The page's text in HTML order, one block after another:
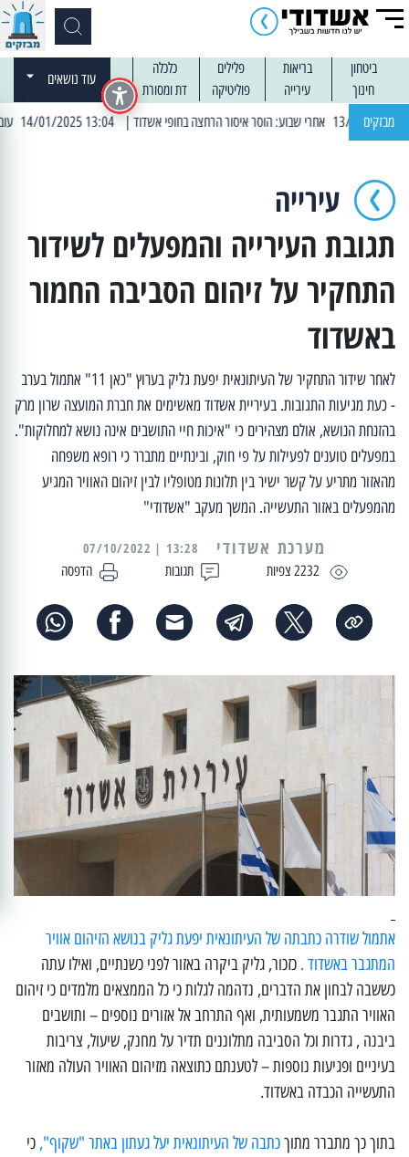
ביטחון בריאות פלילים
כלכלה
חינוך
עירייה פוליטיקה דת ומסורת
עוד נושאים
מבזקים | 13:04 14/01/2025 עובדים בלילות: עבודות קרצוף וריבוד אספלט
עירייה
תגובת העירייה והמפעלים לשידור
התחקיר על זיהום הסביבה החמור
באשדוד
לאחר שידור התחקיר של העיתונאית יפעת גליק בערוץ "כאן 11" אתמול בערב
- כעת מגיעות התגובות. בעיריית אשדוד מאשימים את חברת המועצה שרון מרק
בהזנחת הנושא, אולם מצהירים כי "איכות חיי התושבים אינה נושא למחלוקות".
במפעלים טוענים לפעילות על פי חוק, ובינתיים מתברר כי רופא משפחה
מהאזור מתריע על קשר ישיר בין תלונות מטופליו לבין זיהום האוויר המגיע
מהמפעלים באזור התעשייה. המשך מעקב "אשדודי"
2232 צפיות תגובות הדפסה
מערכת אשדודי 13:28 | 07/10/2022
אתמול שודרה כתבתה של העיתונאית יפעת גליק בנושא הזיהום אוויר
המתגבר באשדוד . כזכור, גליק ביקרה באזור לפני כשנתיים, ואילו עתה
כששבה לבחון את הדברים, נדהמה לגלות כי כל הממצאים מלמדים כי זיהום
האוויר התגבר משמעותית, ואף התרחב אל אזורים נוספים – ותושבים
ביבנה , גדרות וכל הסביבה מתלוננים תדיר על מחנק, שיעול, צריבות
בעיניים ופגיעות נוספות – לטענתם כתוצאה מזיהום האוויר העולה מאזור
התעשייה הכבדה באשדוד.
בתוך כך מתברר מתוךכתבה של העיתונאית יעל געתון באתר "שקוף", כי